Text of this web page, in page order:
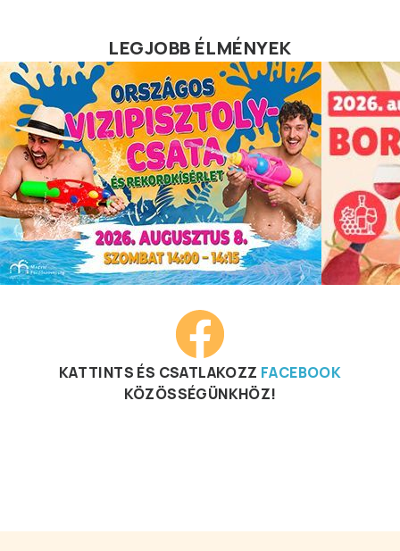
LEGJOBB ÉLMÉNYEK
KATTINTS ÉS CSATLAKOZZ FACEBOOK
KÖZÖSSÉGÜNKHÖZ!